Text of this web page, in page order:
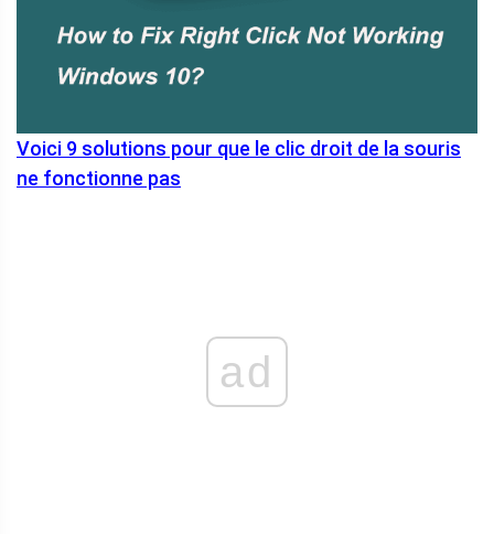
Voici 9 solutions pour que le clic droit de la souris
ne fonctionne pas
ad